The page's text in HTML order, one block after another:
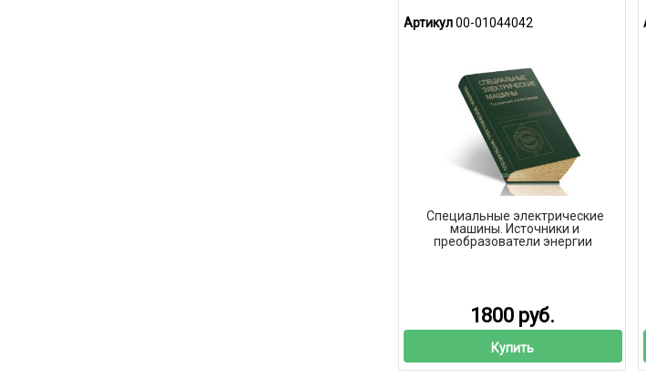
Артикул00-01044042
Специальные электрические
машины. Источники и
преобразователи энергии
1800 руб.
Купить